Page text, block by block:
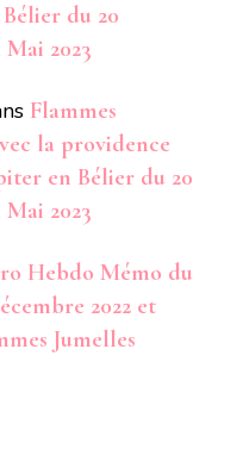
du 20
Mai 2023
Flammes
la providence
en Bélier du 20
Mai 2023
Hebdo Mémo du
2022 et
Jumelles